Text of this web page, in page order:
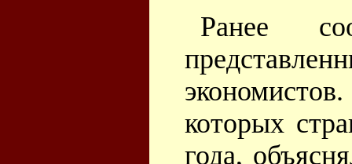
Ранее
которых
года,